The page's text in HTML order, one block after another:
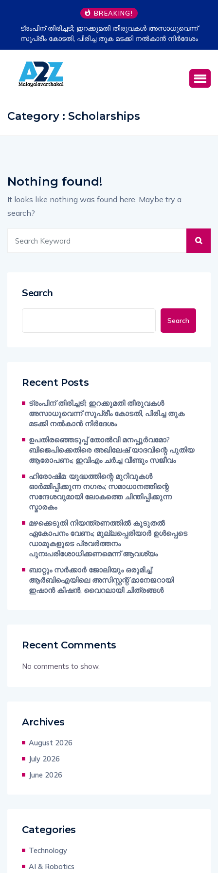
BREAKING!
ട്രംപിന് തിരിച്ചടി; ഇറക്കുമതി തീരുവകൾ അസാധുവെന്ന്
സുപ്രീം കോടതി, പിരിച്ച തുക മടക്കി നൽകാൻ നിർദേശം
Category : Scholarships
Nothing found!
It looks like nothing was found here. Maybe try a
search?
Search
Search
Recent Posts
ട്രംപിന് തിരിച്ചടി; ഇറക്കുമതി തീരുവകൾ
അസാധുവെന്ന് സുപ്രീം കോടതി, പിരിച്ച തുക
മടക്കി നൽകാൻ നിർദേശം
ഉപതിരഞ്ഞെടുപ്പ് തോൽവി മനപ്പൂർവമോ?
ബിജെപിക്കെതിരെ അഖിലേഷ് യാദവിന്റെ പുതിയ
ആരോപണം; ഇവിഎം ചർച്ച വീണ്ടും സജീവം
ഹിരോഷിമ: യുദ്ധത്തിന്റെ മുറിവുകൾ
ഓർമ്മിപ്പിക്കുന്ന നഗരം; സമാധാനത്തിന്റെ
സന്ദേശവുമായി ലോകത്തെ ചിന്തിപ്പിക്കുന്ന
സ്മാരകം
മഴക്കെടുതി നിയന്ത്രണത്തിൽ കൂടുതൽ
ഏകോപനം വേണം; മുല്ലപ്പെരിയാർ ഉൾപ്പെടെ
ഡാമുകളുടെ പ്രവർത്തനം
പുനഃപരിശോധിക്കണമെന്ന് ആവശ്യം
ബാറ്റും സർക്കാർ ജോലിയും ഒരുമിച്ച്;
ആർബിഐയിലെ അസിസ്റ്റന്റ് മാനേജറായി
ഇഷാൻ കിഷൻ, വൈറലായി ചിത്രങ്ങൾ
Recent Comments
No comments to show.
Archives
August 2026
July 2026
June 2026
Categories
Technology
AI & Robotics